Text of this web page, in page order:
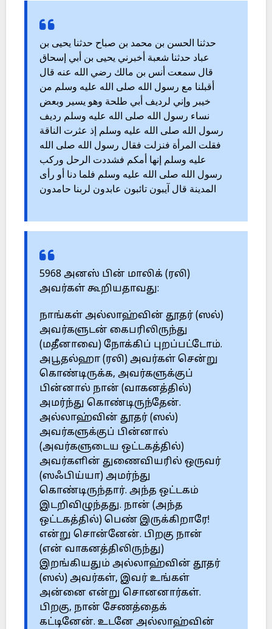
حدثنا الحسن بن محمد بن صباح حدثنا يحيى بن
عباد حدثنا شعبة أخبرني يحيى بن أبي إسحاق
قال سمعت أنس بن مالك رضي الله عنه قال
أقبلنا مع رسول الله صلى الله عليه وسلم من
خيبر وإني لرديف أبي طلحة وهو يسير وبعض
نساء رسول الله صلى الله عليه وسلم رديف
رسول الله صلى الله عليه وسلم إذ عثرت الناقة
فقلت المرأة فنزلت فقال رسول الله صلى الله
عليه وسلم إنها أمكم فشددت الرحل وركب
رسول الله صلى الله عليه وسلم فلما دنا أو رأى
المدينة قال آيبون تائبون عابدون لربنا حامدون
5968 அனஸ் பின் மாலிக் (ரலி)
அவர்கள் கூறியதாவது:
நாங்கள் அல்லாஹ்வின் தூதர் (ஸல்)
அவர்களுடன் கைபரிலிருந்து
(மதீனாவை) நோக்கிப் புறப்பட்டோம்.
அபூதல்ஹா (ரலி) அவர்கள் சென்று
கொண்டிருக்க, அவர்களுக்குப்
பின்னால் நான் (வாகனத்தில்)
அமர்ந்து கொண்டிருந்தேன்.
அல்லாஹ்வின் தூதர் (ஸல்)
அவர்களுக்குப் பின்னால்
(அவர்களுடைய ஒட்டகத்தில்)
அவர்களின் துணைவியரில் ஒருவர்
(ஸஃபிய்யா) அமர்ந்து
கொண்டிருந்தார். அந்த ஒட்டகம்
இடறிவிழுந்தது. நான் (அந்த
ஒட்டகத்தில்) பெண் இருக்கிறாரே!
என்று சொன்னேன். பிறகு நான்
(என் வாகனத்திலிருந்து)
இறங்கியதும் அல்லாஹ்வின் தூதர்
(ஸல்) அவர்கள், இவர் உங்கள்
அன்னை என்று சொனனார்கள்.
பிறகு, நான் சேணத்தைக்
கட்டினேன். உடனே அல்லாஹ்வின்